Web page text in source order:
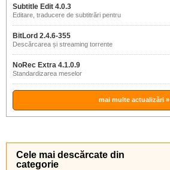
Subtitle Edit 4.0.3
Editare, traducere de subtitrări pentru
BitLord 2.4.6-355
Descărcarea și streaming torrente
NoRec Extra 4.1.0.9
Standardizarea meselor
mai multe actualizări »
Cele mai descărcate din
categorie